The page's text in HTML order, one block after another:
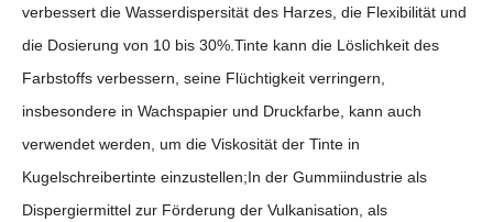
verbessert die Wasserdispersität des Harzes, die Flexibilität und
die Dosierung von 10 bis 30%.Tinte kann die Löslichkeit des
Farbstoffs verbessern, seine Flüchtigkeit verringern,
insbesondere in Wachspapier und Druckfarbe, kann auch
verwendet werden, um die Viskosität der Tinte in
Kugelschreibertinte einzustellen;In der Gummiindustrie als
Dispergiermittel zur Förderung der Vulkanisation, als